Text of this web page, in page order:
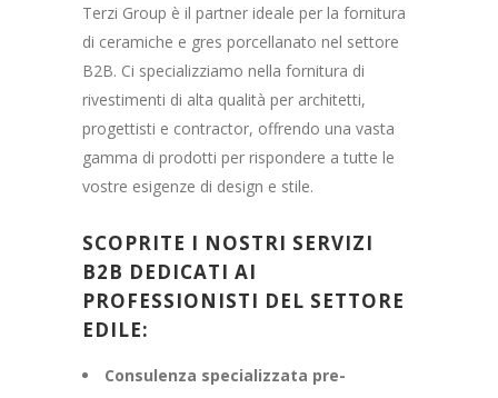
Terzi Group è il partner ideale per la fornitura
di ceramiche e gres porcellanato nel settore
B2B. Ci specializziamo nella fornitura di
rivestimenti di alta qualità per architetti,
progettisti e contractor, offrendo una vasta
gamma di prodotti per rispondere a tutte le
vostre esigenze di design e stile.
SCOPRITE I NOSTRI SERVIZI
B2B DEDICATI AI
PROFESSIONISTI DEL SETTORE
EDILE:
Consulenza specializzata pre-